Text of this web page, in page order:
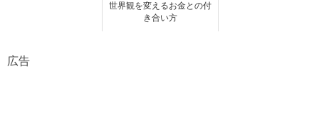
世界観を変えるお金との付
き合い方
広告